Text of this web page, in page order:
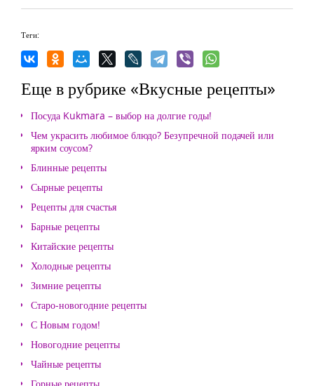
Теги:
Еще в рубрике «Вкусные рецепты»
Посуда Kukmara – выбор на долгие годы!
Чем украсить любимое блюдо? Безупречной подачей или
ярким соусом?
Блинные рецепты
Сырные рецепты
Рецепты для счастья
Барные рецепты
Китайские рецепты
Холодные рецепты
Зимние рецепты
Старо-новогодние рецепты
С Новым годом!
Новогодние рецепты
Чайные рецепты